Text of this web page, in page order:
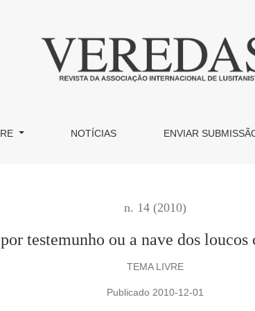
continua a navegar
NOTÍCIAS ENVIAR
n. 14 (2010)
testemunho ou a nave dos loucos
TEMA LIVRE
Publicado 2010-12-01